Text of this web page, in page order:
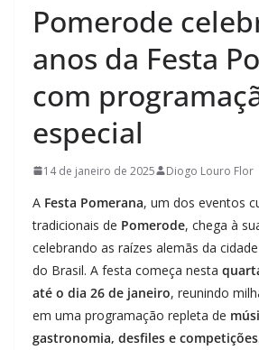
Pomerode
anos da Festa
com
especial
14 de janeiro de 2025 Diogo Louro Flor
A Festa Pomerana, um dos eventos
tradicionais de Pomerode, chega à
celebrando as raízes alemãs da
do Brasil. A festa começa nesta
até o dia 26 de janeiro, reunindo
em uma programação repleta de
gastronomia, desfiles e competições